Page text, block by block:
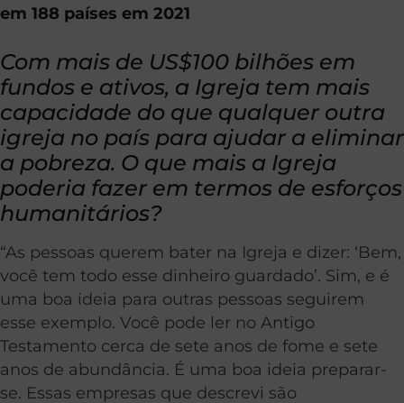
em 188 países em 2021
Com mais de US$100 bilhões em
fundos e ativos, a Igreja tem mais
capacidade do que qualquer outra
igreja no país para ajudar a eliminar
a pobreza. O que mais a Igreja
poderia fazer em termos de esforços
humanitários?
“As pessoas querem bater na Igreja e dizer: ‘Bem,
você tem todo esse dinheiro guardado’. Sim, e é
uma boa ideia para outras pessoas seguirem
esse exemplo. Você pode ler no Antigo
Testamento cerca de sete anos de fome e sete
anos de abundância. É uma boa ideia preparar-
se. Essas empresas que descrevi são